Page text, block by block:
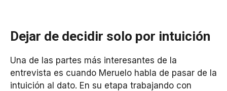
Dejar de decidir solo por intuición
Una de las partes más interesantes de la
entrevista es cuando Meruelo habla de pasar de la
intuición al dato. En su etapa trabajando con